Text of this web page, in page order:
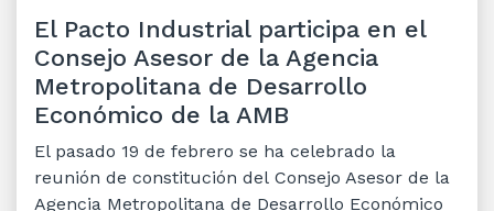
El Pacto Industrial participa en el
Consejo Asesor de la Agencia
Metropolitana de Desarrollo
Económico de la AMB
El pasado 19 de febrero se ha celebrado la
reunión de constitución del Consejo Asesor de la
Agencia Metropolitana de Desarrollo Económico